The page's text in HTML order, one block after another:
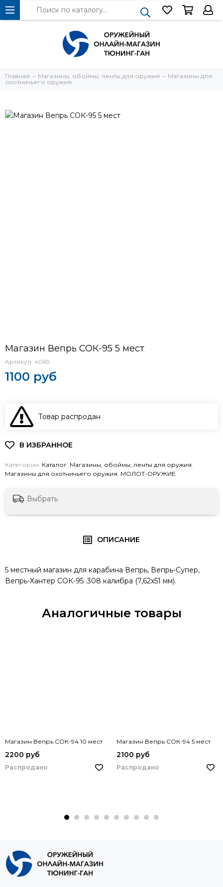
Главная Магазины, обоймы, ленты для оружия
Магазины для
охотничьего оружия
Магазин Вепрь СОК-95 5 мест
Артикул: 4069
1100 руб
Товар распродан
Категории: Каталог, Магазины, обоймы, ленты для оружия,
Магазины для охотничьего оружия, МОЛОТ-ОРУЖИЕ
Выбрать
ОПИСАНИЕ
5 местный магазин для карабина Вепрь, Вепрь-Супер,
Вепрь-Хантер СОК-95 .308 калибра (7,62х51 мм).
Аналогичные товары
Магазин Вепрь СОК-94 10 мест
2200 руб
Распродано
Магазин Вепрь СОК-94 5 мест
2100 руб
Распродано